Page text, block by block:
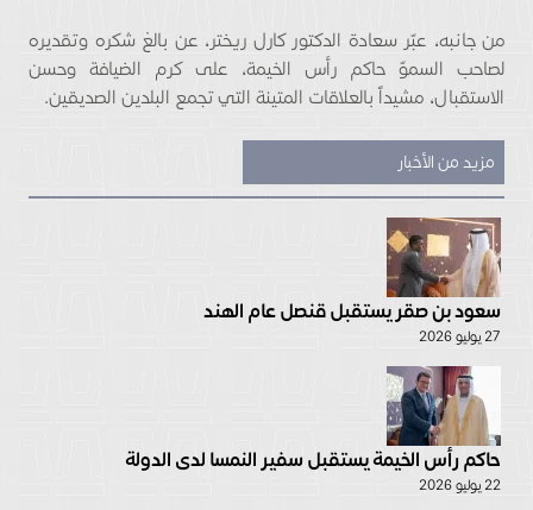
من جانبه، عبّر سعادة الدكتور كارل ريختر، عن بالغ شكره وتقديره
لصاحب السموّ حاكم رأس الخيمة، على كرم الضيافة وحسن
الاستقبال، مشيداً بالعلاقات المتينة التي تجمع البلدين الصديقين.
مزيد من الأخبار
سعود بن صقر يستقبل قنصل عام الهند
27 يوليو 2026
حاكم رأس الخيمة يستقبل سفير النمسا لدى الدولة
22 يوليو 2026